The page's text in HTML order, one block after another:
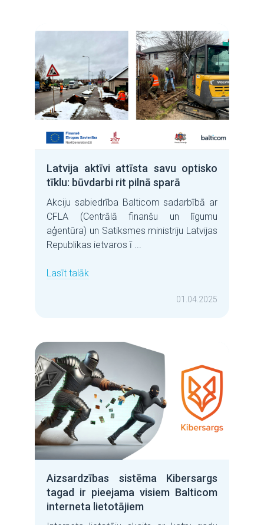
Latvija aktīvi attīsta savu optisko
tīklu: būvdarbi rit pilnā sparā
Akciju sabiedrība Balticom sadarbībā ar
CFLA (Centrālā finanšu un līgumu
aģentūra) un Satiksmes ministriju Latvijas
Republikas ietvaros ī ...
Lasīt talāk
01.04.2025
Aizsardzības sistēma Kibersargs
tagad ir pieejama visiem Balticom
interneta lietotājiem